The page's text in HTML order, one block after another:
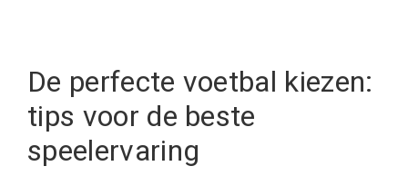
De perfecte voetbal kiezen:
tips voor de beste
speelervaring